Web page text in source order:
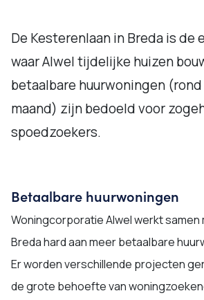
De Kesterenlaan in Breda is de
waar Alwel tijdelijke huizen
betaalbare huurwoningen
maand) zijn bedoeld voor
spoedzoekers.
Betaalbare huurwoningen
Woningcorporatie Alwel werkt
Breda hard aan meer betaalbare
Er worden verschillende projecten
de grote behoefte van